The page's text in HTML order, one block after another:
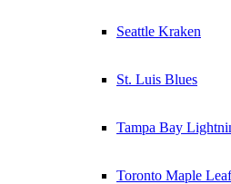
Seattle Kraken
St. Luis Blues
Tampa Bay
Toronto Maple